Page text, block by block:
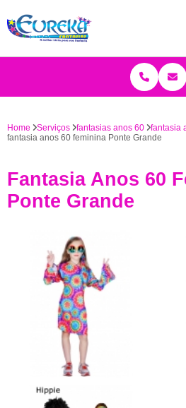
Home Serviços fantasias anos 60
fantasia
fantasia anos 60 feminina Ponte Grande
Fantasia Anos 60
Ponte Grande